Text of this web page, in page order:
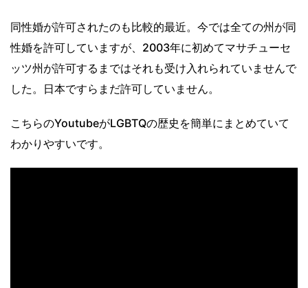
同性婚が許可されたのも比較的最近。今では全ての州が同
性婚を許可していますが、2003年に初めてマサチューセ
ッツ州が許可するまではそれも受け入れられていませんで
した。日本ですらまだ許可していません。
こちらのYoutubeがLGBTQの歴史を簡単にまとめていて
わかりやすいです。